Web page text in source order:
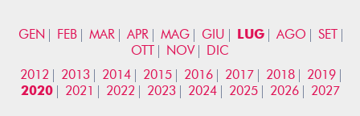
GEN FEB MAR APR MAG GIU LUG AGO
SET
OTT
NOV
DIC
2012
2013 2014 2015 2016 2017 2018
2019
2020
2021 2022 2023 2024 2025 2026 2027